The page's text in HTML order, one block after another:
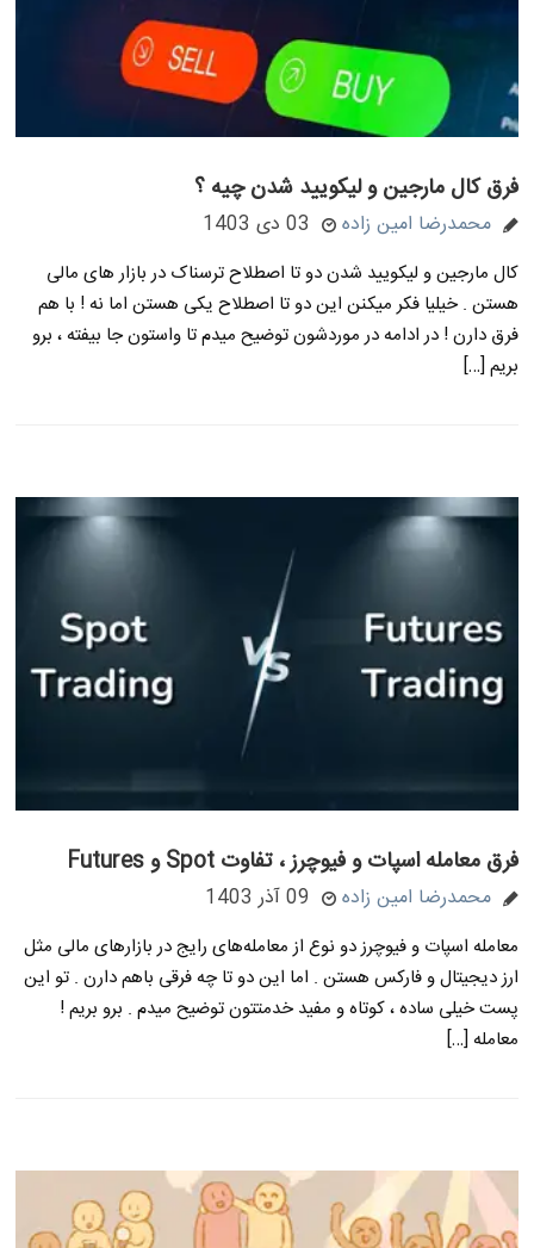
فرق کال مارجین و لیکویید شدن چیه ؟
محمدرضا امین زاده 03 دی 1403
کال مارجین و لیکویید شدن دو تا اصطلاح ترسناک در بازار های مالی
هستن . خیلیا فکر میکنن این دو تا اصطلاح یکی هستن اما نه ! با هم
فرق دارن ! در ادامه در موردشون توضیح میدم تا واستون جا بیفته ، برو
بریم […]
فرق معامله اسپات و فیوچرز ، تفاوت Spot و Futures
محمدرضا امین زاده 09 آذر 1403
معامله اسپات و فیوچرز دو نوع از معامله‌های رایج در بازارهای مالی مثل
ارز دیجیتال و فارکس هستن . اما این دو تا چه فرقی باهم دارن . تو این
پست خیلی ساده ، کوتاه و مفید خدمتتون توضیح میدم . برو بریم !
معامله […]